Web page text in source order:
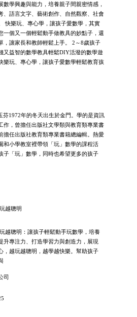
數學興趣與能力，培養親子間親密情感，
、語言文字、藝術創作、自然觀察、社會
快樂玩、專心學，讓孩子愛數學，其實
一個又一個輕鬆動手做教具的妙點子，還
，讓家長和教師輕鬆上手。 2～8歲孩子
又益智的數學教具輕鬆DIY活潑的數學遊
樂玩、專心學，讓孩子愛數學輕鬆教育孩
芬1972年的冬天出生於金門。學的是資訊
作，曾擔任出版社文學類與教育類專業書
擔任出版社教育類專業書籍總編輯。熱愛
和小學教室裡帶領「玩」數學的課程活
子「玩」數學，同時也希望更多的孩子
越聰明
越聰明：讓孩子輕鬆動手玩數學，培養
升專注力、打造學習力與創造力，展現
，越玩越聰明，越學越快樂。幫助孩子
司